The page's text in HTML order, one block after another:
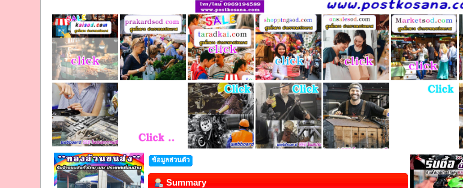
ข้อมูลส่วนตัว
Summary